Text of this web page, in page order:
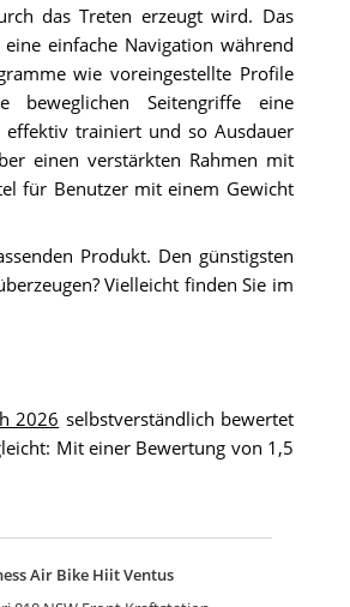
das Treten erzeugt wird. Das
einfache Navigation während
wie voreingestellte Profile
Seitengriffe eine
trainiert und so Ausdauer
einen verstärkten Rahmen mit
für Benutzer mit einem Gewicht
Produkt. Den günstigsten
Vielleicht finden Sie im
2026 selbstverständlich bewertet
Mit einer Bewertung von 1,5
Air Bike Hiit Ventus
Heimtrainer
Air Bike
Air Bike
Fitness Bike